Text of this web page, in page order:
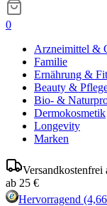
0
Arzneimittel &
Familie
Ernährung &
Beauty &
Bio- &
Dermokosmetik
Longevity
Marken
ab 25 €
Hervorragend